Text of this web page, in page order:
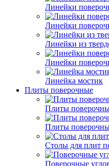
Линейки
Линейки
Линейки из
Линейки
Линейка мостик
Плиты поверочные
Плиты
Плиты
Столы для плит
Поверочные